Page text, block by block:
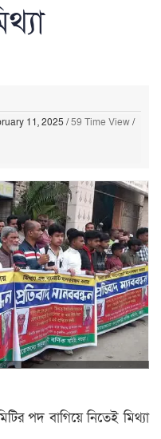
11, 2025 /59 Time View/
পদ বাগিয়ে নিতেই মিথ্যা